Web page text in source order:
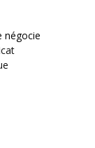
négocie